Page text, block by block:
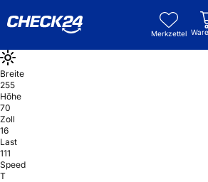
Merkzettel
Breite
255
Höhe
70
Zoll
16
Last
111
Speed
T